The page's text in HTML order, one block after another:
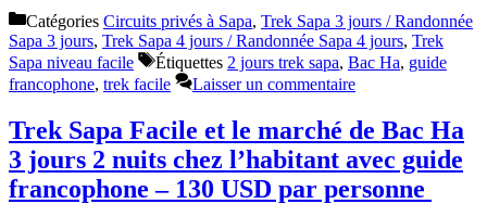
Catégories Circuits privés à Sapa, Trek Sapa 3 jours / Randonnée
Sapa 3 jours, Trek Sapa 4 jours / Randonnée Sapa 4 jours, Trek
Sapa niveau facile
Étiquettes 2 jours trek sapa, Bac Ha, guide
francophone, trek facile Laisser un commentaire
Trek Sapa Facile et le marché de Bac Ha
3 jours 2 nuits chez l’habitant avec guide
francophone – 130 USD par personne